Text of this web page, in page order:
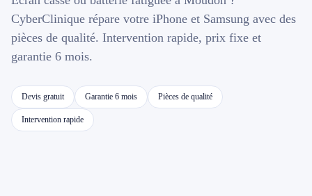
Blog
Contact
📱 Réparation téléphone par marque
CyberClinique répare votre iPhone et Samsung avec des
pièces de qualité. Intervention rapide, prix fixe et
garantie 6 mois.
Devis gratuit Garantie 6 mois Pièces de qualité
Intervention rapide